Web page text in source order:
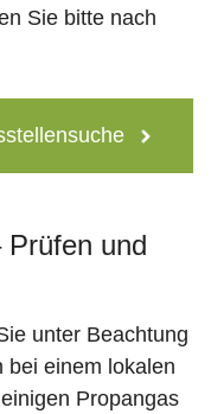
Sie bitte nach
und
unter Beachtung
bei einem lokalen
Propangas